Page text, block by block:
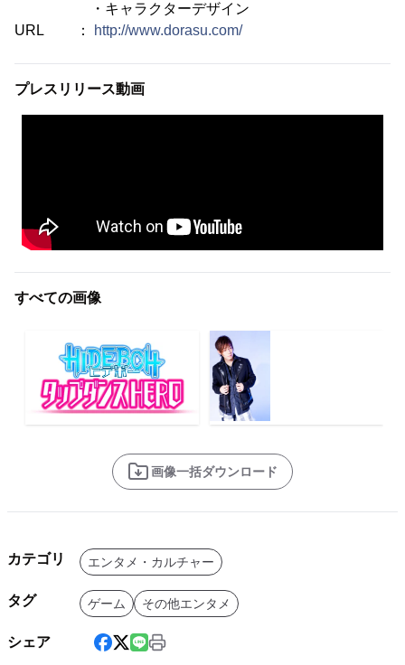
・キャラクターデザイン
URL ：
http://www.dorasu.com/
プレスリリース動画
すべての画像
画像一括ダウンロード
カテゴリ エンタメ・カルチャー
タグ ゲーム その他エンタメ
シェア